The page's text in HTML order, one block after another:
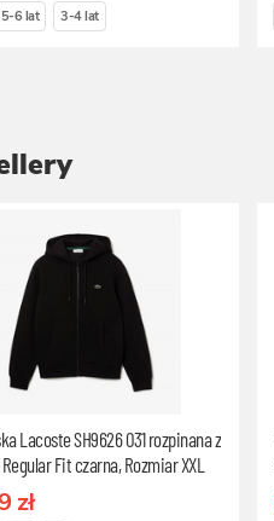
5-6 lat 3-4 lat
Lacoste SH9626 031 rozpinana z
Fit czarna, Rozmiar XXL
zł